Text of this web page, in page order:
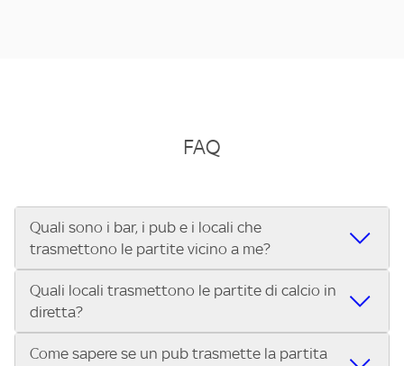
FAQ
Quali sono i bar, i pub e i locali che
trasmettono le partite vicino a me?
Se cerchi un bar, pub, ristorante o locale vicino a te per
vedere le partite di Serie A ENILIVE, la Serie C Sky Wifi, la
UEFA Champions League, la UEFA Europa League, la UEFA
Conference League, il Tennis, la Formula 1®, la MotoGP™ e
Quali locali trasmettono le partite di calcio in
diretta?
Vuoi sapere quali bar, pub o ristoranti mostrano le partite
Come sapere se un pub trasmette la partita